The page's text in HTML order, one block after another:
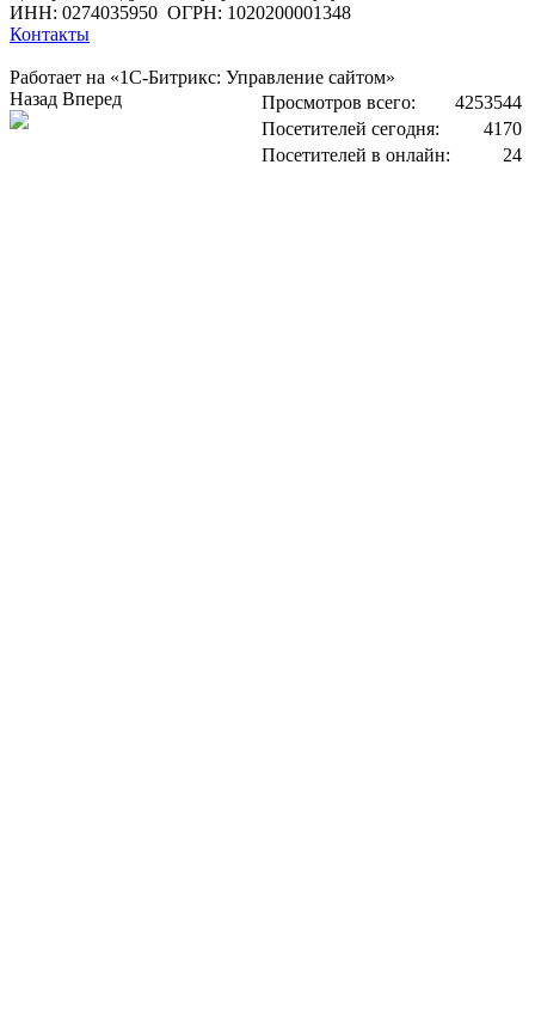
ИНН: 0274035950 ОГРН: 1020200001348
Контакты
Работает на «1С-Битрикс: Управление сайтом»
Просмотров всего:
4253544
Посетителей сегодня:
4170
Посетителей в онлайн:
24
Назад Вперед